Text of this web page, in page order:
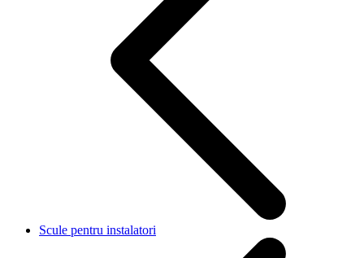
Scule pentru instalatori